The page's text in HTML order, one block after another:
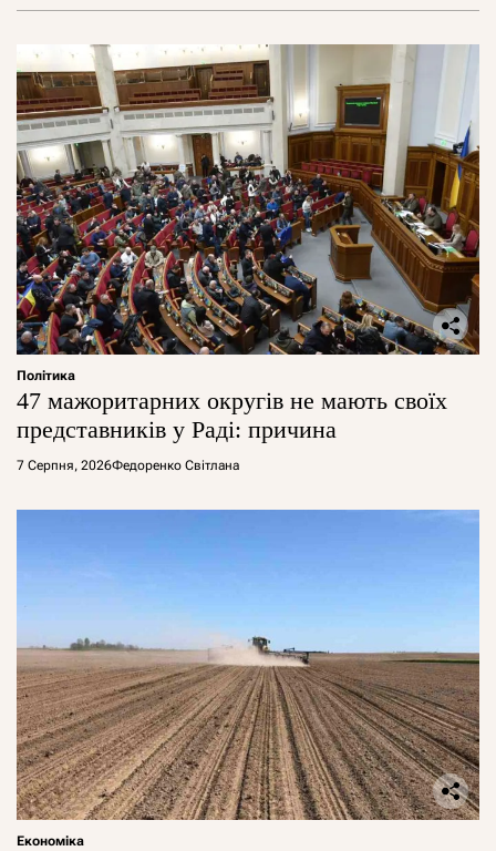
Політика
47 мажоритарних округів не мають своїх
представників у Раді: причина
7 Серпня, 2026Федоренко Світлана
Економіка